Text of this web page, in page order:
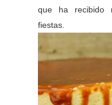
que ha recibido
fiestas.